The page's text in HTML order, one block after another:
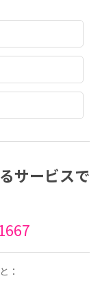
サービスで
：